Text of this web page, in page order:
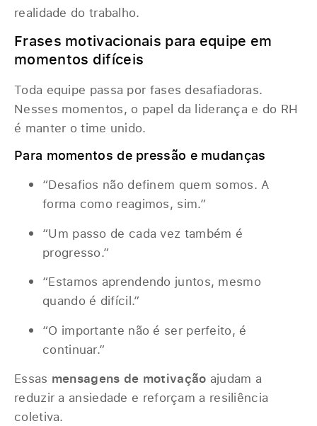
realidade do trabalho.
Frases motivacionais para equipe em
momentos difíceis
Toda equipe passa por fases desafiadoras.
Nesses momentos, o papel da liderança e do RH
é manter o time unido.
Para momentos de pressão e mudanças
“Desafios não definem quem somos. A
forma como reagimos, sim.”
“Um passo de cada vez também é
progresso.”
“Estamos aprendendo juntos, mesmo
quando é difícil.”
“O importante não é ser perfeito, é
continuar.”
Essas mensagens de motivação ajudam a
reduzir a ansiedade e reforçam a resiliência
coletiva.